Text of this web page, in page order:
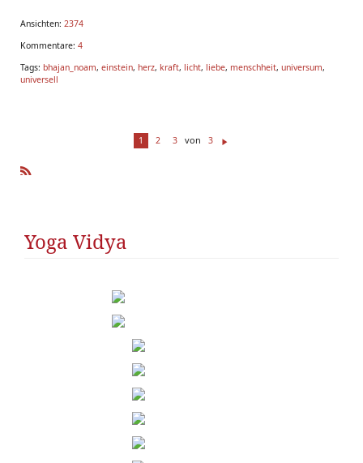
Ansichten: 2374
Kommentare: 4
Tags: bhajan_noam, einstein, herz, kraft, licht, liebe, menschheit, universum,
universell
1 2 3 von 3
Yoga Vidya